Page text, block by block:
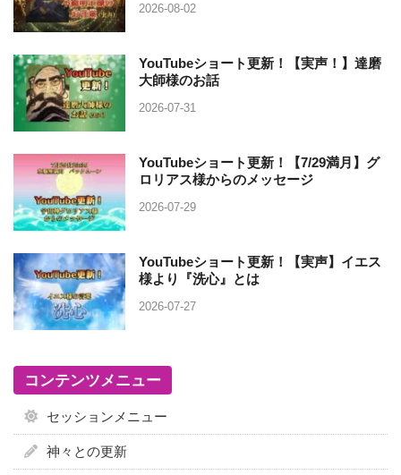
2026-08-02
YouTubeショート更新！【実声！】達磨
大師様のお話
2026-07-31
YouTubeショート更新！【7/29満月】グ
ロリアス様からのメッセージ
2026-07-29
YouTubeショート更新！【実声】イエス
様より『洗心』とは
2026-07-27
コンテンツメニュー
セッションメニュー
神々との更新